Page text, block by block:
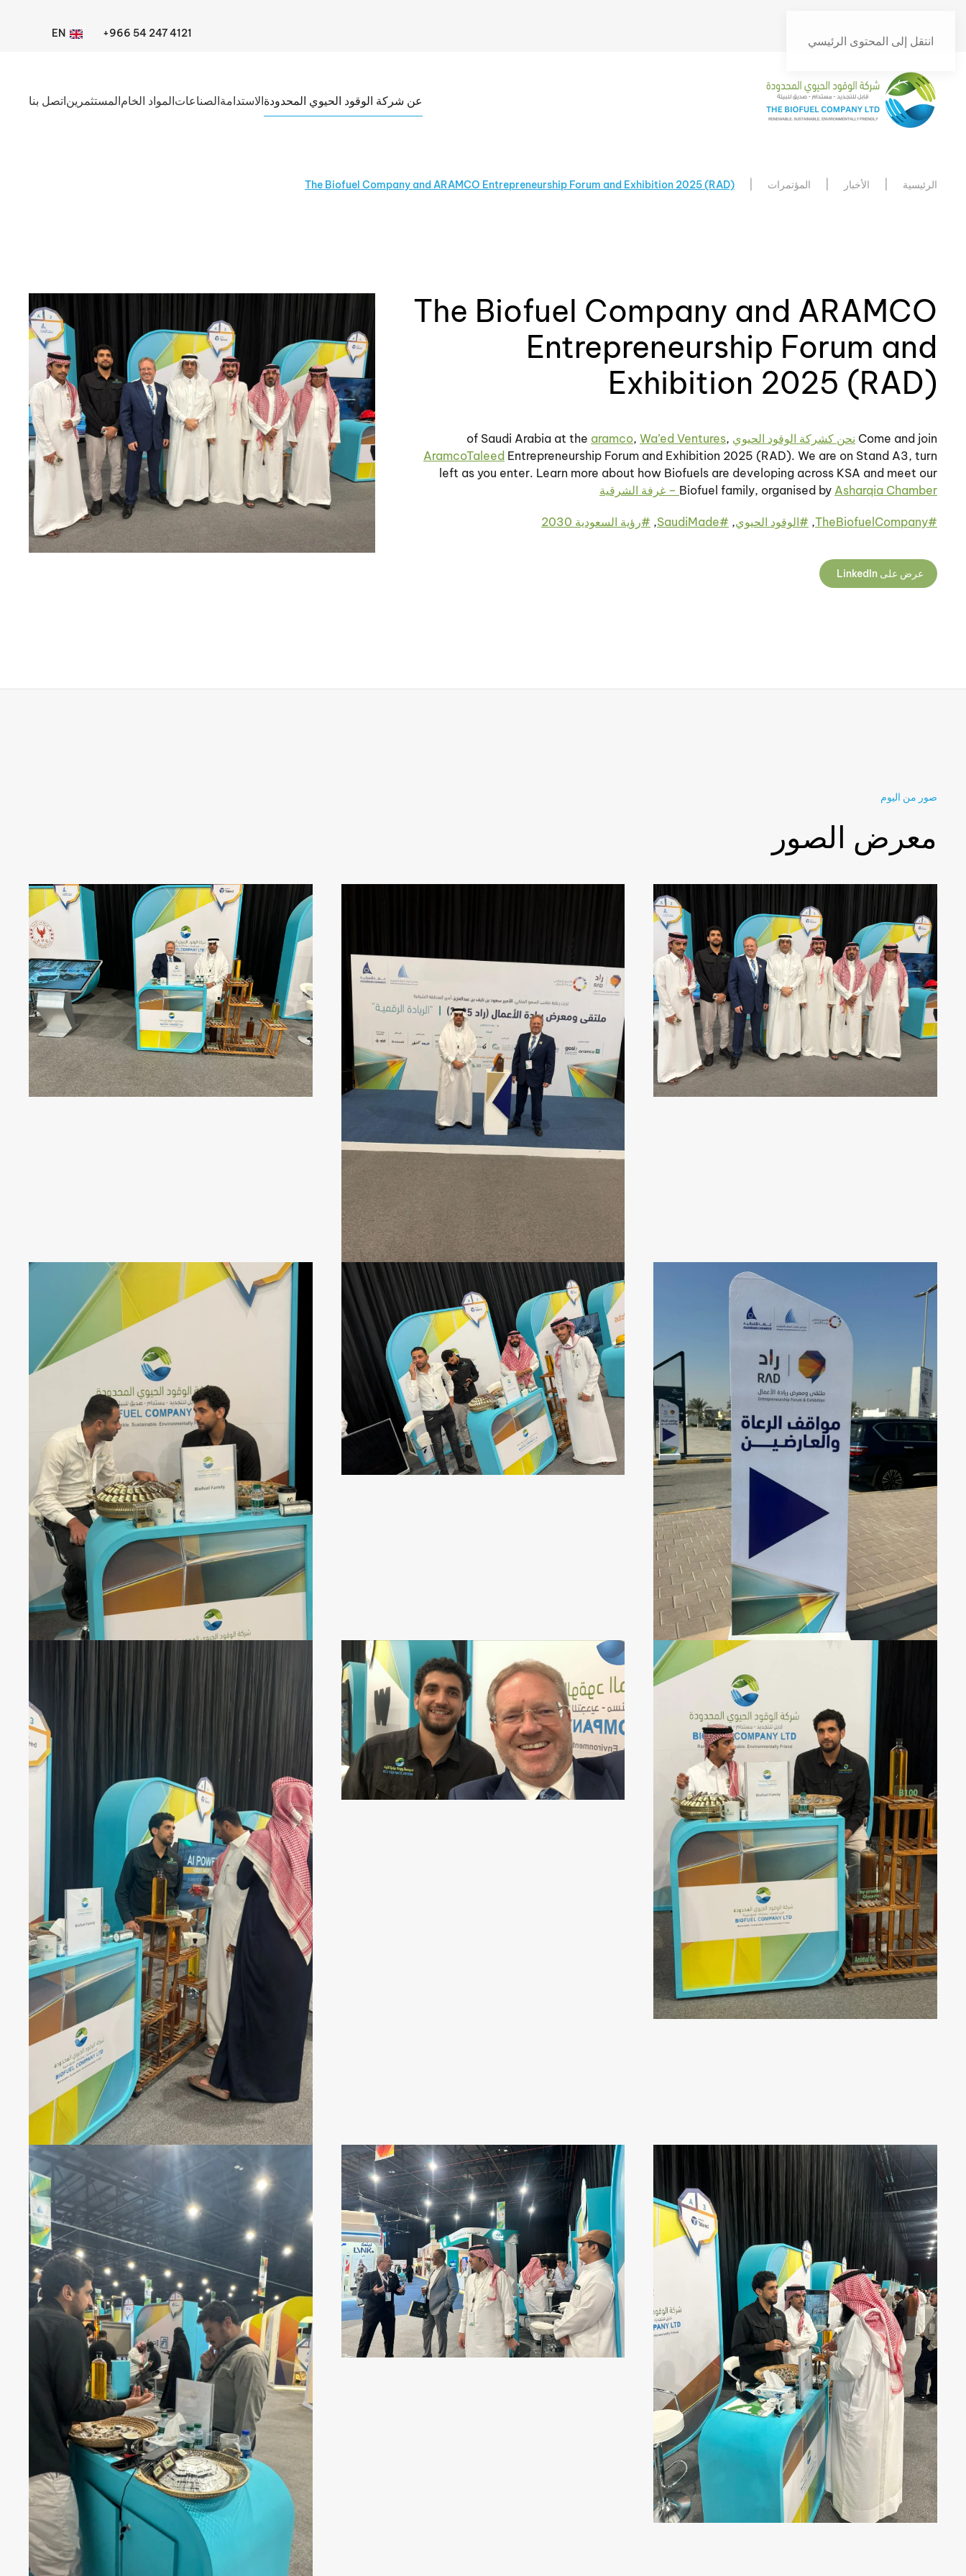
انتقل إلى المحتوى الرئيسي
+966 54 247 4121
EN
عن شركة الوقود الحيوي المحدودةالاستدامةالصناعاتالمواد الخامالمستثمريناتصل بنا
الرئيسية الأخبار المؤتمرات The Biofuel Company and ARAMCO Entrepreneurship Forum and Exhibition 2025 (RAD)
The Biofuel Company and ARAMCO
Entrepreneurship Forum and
Exhibition 2025 (RAD)
Come and join نحن كشركة الوقود الحيوي aramco, Wa’ed Ventures,
AramcoTaleed Entrepreneurship Forum and Exhibition 2025 (RAD). We are on Stand A3, turn
left as you enter. Learn more about how Biofuels are developing across KSA and meet our
Biofuel family, organised by Asharqia Chamber – غرفة الشرقية
#
TheBiofuelCompany
,
#الوقود الحيوي,
#
SaudiMade
,
#رؤية السعودية 2030
عرض على LinkedIn
صور من اليوم
معرض الصور